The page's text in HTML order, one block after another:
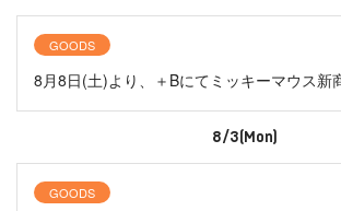
GOODS
8月8日(土)より、＋Bにてミッキーマウス新
8/3(Mon)
GOODS